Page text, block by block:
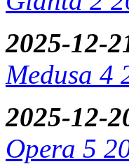
2025-12-
Medusa 4
2025-12-
Opera 5